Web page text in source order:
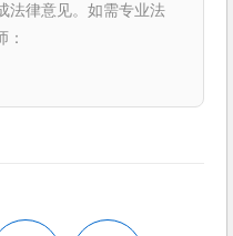
法律意见。如需专业法